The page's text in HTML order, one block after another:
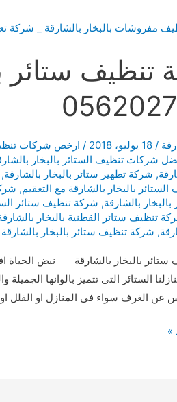
تنظيف ستائر
/ 18 يوليو، 2018 / ارخص شركات
شركات تنظيف الستائر بالبخار
, شركة تطهير ستائر بالبخار بالشارقة,
بالبخار بالشارقة مع التعقيم,
بالبخار بالشارقة, شركة تنظيف ستائر
تنظيف ستائر القطنية بالبخار
, شركة تنظيف ستائر بالبخار بالشارقة
بالبخار بالشارقة نبض الحياة
الستائر التى تتميز بالوانها
الغرف سواء فى المنازل او الفلل
»